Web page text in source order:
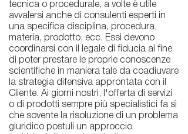
tecnica o procedurale, a volte è utile
avvalersi anche di consulenti esperti in
una specifica disciplina, procedura,
materia, prodotto, ecc. Essi devono
coordinarsi con il legale di fiducia al fine
di poter prestare le proprie conoscenze
scientifiche in maniera tale da coadiuvare
la strategia difensiva approntata con il
Cliente. Ai giorni nostri, l'offerta di servizi
o di prodotti sempre più specialistici fa sì
che sovente la risoluzione di un problema
giuridico postuli un approccio